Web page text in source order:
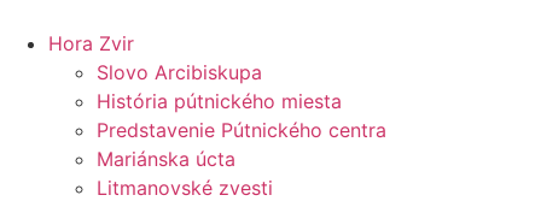
Hora Zvir
Slovo Arcibiskupa
História pútnického miesta
Predstavenie Pútnického centra
Mariánska úcta
Litmanovské zvesti